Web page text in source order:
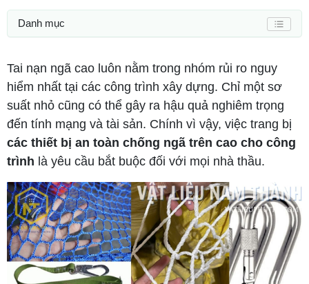
Danh mục
Tai nạn ngã cao luôn nằm trong nhóm rủi ro nguy
hiểm nhất tại các công trình xây dựng. Chỉ một sơ
suất nhỏ cũng có thể gây ra hậu quả nghiêm trọng
đến tính mạng và tài sản. Chính vì vậy, việc trang bị
các thiết bị an toàn chống ngã trên cao cho công
trình là yêu cầu bắt buộc đối với mọi nhà thầu.